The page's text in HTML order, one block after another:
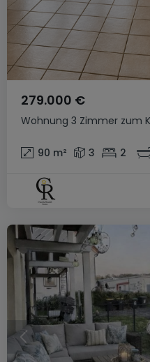
Wohnung 3 Zimmer zum
279.000 €
90 m² 3 2